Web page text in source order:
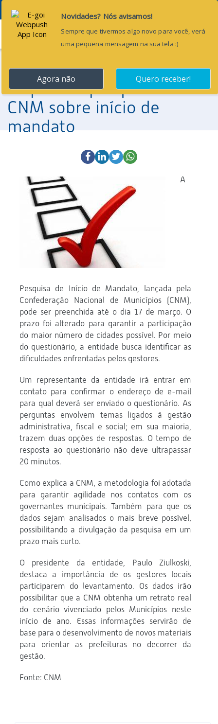
Menu
24 de fevereiro de 2017
Prorrogado prazo para
responder pesquisa da
CNM sobre início de
mandato
A
Pesquisa de Início de Mandato, lançada pela
Confederação Nacional de Municípios (CNM),
pode ser preenchida até o dia 17 de março. O
prazo foi alterado para garantir a participação
do maior número de cidades possível. Por meio
do questionário, a entidade busca identificar as
dificuldades enfrentadas pelos gestores.
Um representante da entidade irá entrar em
contato para confirmar o endereço de e-mail
para qual deverá ser enviado o questionário. As
perguntas envolvem temas ligados à gestão
administrativa, fiscal e social; em sua maioria,
trazem duas opções de respostas. O tempo de
resposta ao questionário não deve ultrapassar
20 minutos.
Como explica a CNM, a metodologia foi adotada
para garantir agilidade nos contatos com os
governantes municipais. Também para que os
dados sejam analisados o mais breve possível,
possibilitando a divulgação da pesquisa em um
prazo mais curto.
O presidente da entidade, Paulo Ziulkoski,
destaca a importância de os gestores locais
participarem do levantamento. Os dados irão
possibilitar que a CNM obtenha um retrato real
do cenário vivenciado pelos Municípios neste
início de ano. Essas informações servirão de
base para o desenvolvimento de novos materiais
para orientar as prefeituras no decorrer da
gestão.
Fonte: CNM